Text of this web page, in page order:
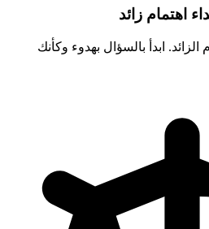
اهتمام زائد
الزائد. ابدأ بالسؤال بهدوء وكأنك